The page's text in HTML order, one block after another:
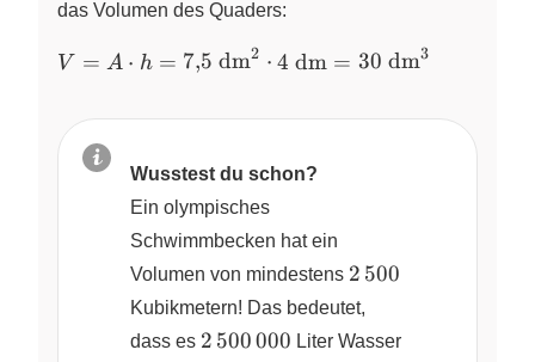
das Volumen des Quaders:
V = A \cdot h =
\cdot 4~\text{dm}
= 30~\text{dm}^3
V = A ⋅ h = 7,5 dm2 ⋅ 4 dm = 30 dm3
Wusstest du schon?
Ein olympisches
Schwimmbecken hat ein
Volumen von mindestens 2\,500
2 500
Kubikmetern! Das bedeutet,
dass es 2\,500\,000
2 500 000 Liter Wasser